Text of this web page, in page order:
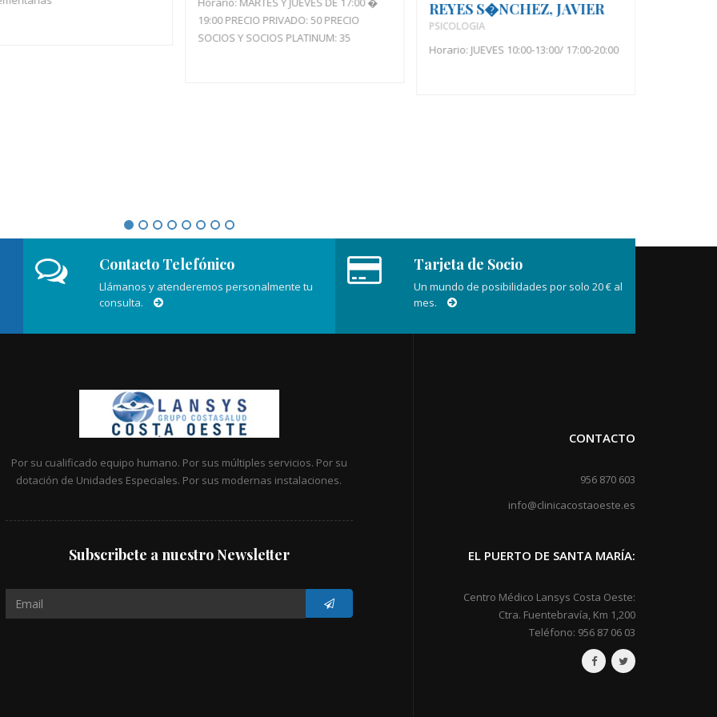
19:00 PRECIO PRIVADO: 50 PRECIO
SOCIOS Y SOCIOS PLATINUM: 35
REYES S�NCHEZ, JAVIER
PSICOLOGIA
Horario: JUEVES 10:00-13:00/ 17:00-20:00
Contacto Telefónico
Llámanos y atenderemos personalmente tu
consulta.
Tarjeta de Socio
Un mundo de posibilidades por solo 20 € al
mes.
Por su cualificado equipo humano. Por sus múltiples servicios. Por su
dotación de Unidades Especiales. Por sus modernas instalaciones.
Subscribete a nuestro Newsletter
CONTACTO
956 870 603
info@clinicacostaoeste.es
EL PUERTO DE SANTA MARÍA:
Centro Médico Lansys Costa Oeste:
Ctra. Fuentebravía, Km 1,200
Teléfono: 956 87 06 03